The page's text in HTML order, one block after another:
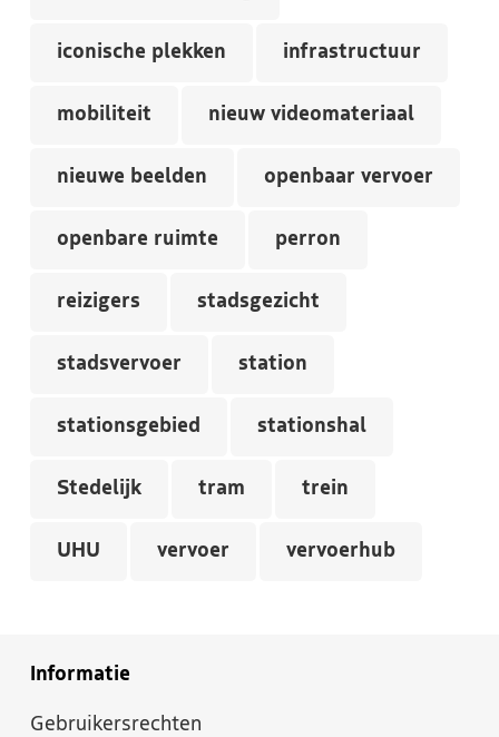
iconische plekken infrastructuur
mobiliteit nieuw videomateriaal
nieuwe beelden openbaar vervoer
openbare ruimte perron
reizigers stadsgezicht
stadsvervoer station
stationsgebied stationshal
Stedelijk tram trein
UHU vervoer vervoerhub
Informatie
Gebruikersrechten